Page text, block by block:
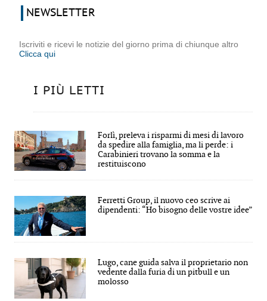
NEWSLETTER
Iscriviti e ricevi le notizie del giorno prima di chiunque altro
Clicca qui
I PIÙ LETTI
Forlì, preleva i risparmi di mesi di lavoro
da spedire alla famiglia, ma li perde: i
Carabinieri trovano la somma e la
restituiscono
Ferretti Group, il nuovo ceo scrive ai
dipendenti: “Ho bisogno delle vostre idee”
Lugo, cane guida salva il proprietario non
vedente dalla furia di un pitbull e un
molosso